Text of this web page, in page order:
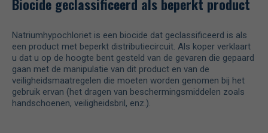
Biocide geclassificeerd als beperkt product
Natriumhypochloriet is een biocide dat geclassificeerd is als
een product met beperkt distributiecircuit. Als koper verklaart
u dat u op de hoogte bent gesteld van de gevaren die gepaard
gaan met de manipulatie van dit product en van de
veiligheidsmaatregelen die moeten worden genomen bij het
gebruik ervan (het dragen van beschermingsmiddelen zoals
handschoenen, veiligheidsbril, enz.).